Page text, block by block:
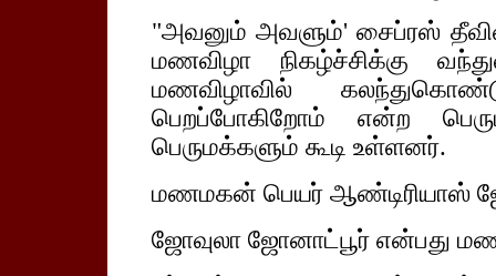
"அவனும் அவளும்' சைப்ரஸ் தீவின்
மணவிழா நிகழ்ச்சிக்கு
மணவிழாவில்
பெறப்போகிறோம் என்ற
பெருமக்களும் கூடி உள்ளனர்.
மணமகன் பெயர் ஆண்டிரியாஸ்
ஜோவுலா ஜோனாட்பூர் என்பது